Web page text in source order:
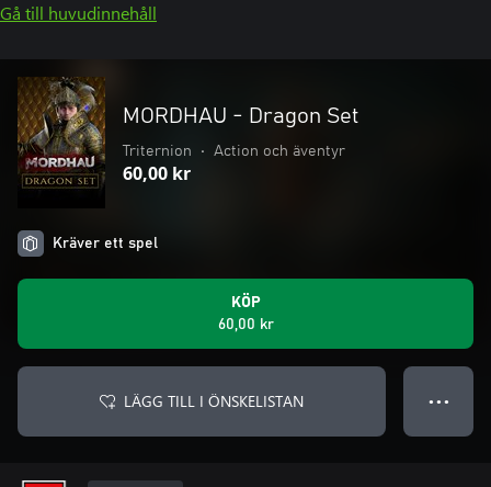
Gå till huvudinnehåll
MORDHAU - Dragon Set
Triternion • Action och äventyr
60,00 kr
Kräver ett spel
KÖP
60,00 kr
LÄGG TILL I ÖNSKELISTAN ● ● ●